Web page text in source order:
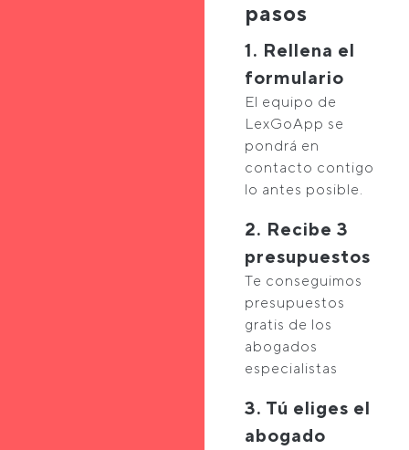
pasos
1. Rellena el
formulario
El equipo de
LexGoApp se
pondrá en
contacto contigo
lo antes posible.
2. Recibe 3
presupuestos
Te conseguimos
presupuestos
gratis de los
abogados
especialistas
3. Tú eliges el
abogado